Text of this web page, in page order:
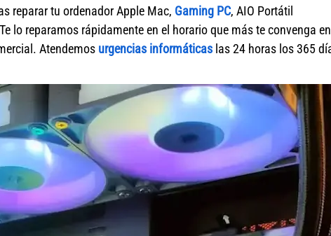
reparar tu ordenador Apple Mac, Gaming PC, AIO Portátil
lo reparamos rápidamente en el horario que más te convenga en
Atendemos urgencias informáticas las 24 horas los 365